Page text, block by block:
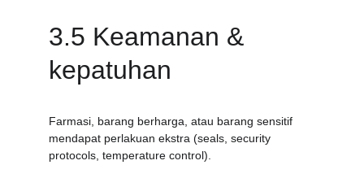
3.5 Keamanan &
kepatuhan
Farmasi, barang berharga, atau barang sensitif
mendapat perlakuan ekstra (seals, security
protocols, temperature control).